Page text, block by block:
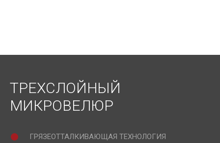
ТРЕХСЛОЙНЫЙ
МИКРОВЕЛЮР
ГРЯЗЕОТТАЛКИВАЮЩАЯ ТЕХНОЛОГИЯ